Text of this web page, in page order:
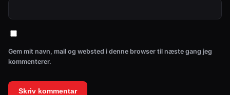
Gem mit navn, mail og websted i denne browser til næste gang jeg
kommenterer.